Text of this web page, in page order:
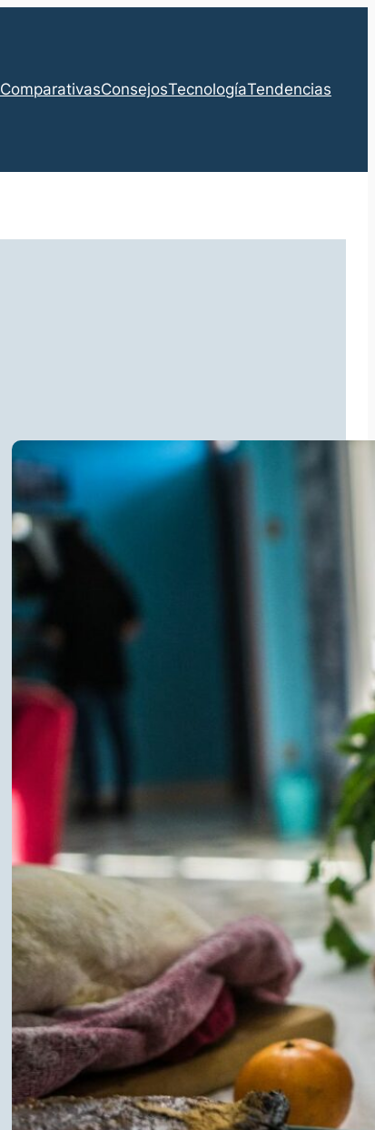
ComparativasConsejosTecnologíaTendencias